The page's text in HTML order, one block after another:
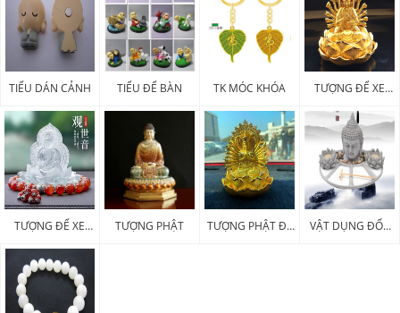
TIỂU DÁN CẢNH TIỂU ĐỂ BÀN TK MÓC KHÓA
TƯỢNG ĐỂ XE
TƯỢNG ĐỂ XE
TƯỢNG PHẬT
TƯỢNG PHẬT ĐỂ
VẬT DỤNG ĐỐT